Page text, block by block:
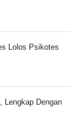
Lolos Psikotes
Lengkap Dengan